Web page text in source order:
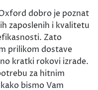
dobro je poznat
zaposlenih i kvalitetu
Zato
prilikom dostave
kratki rokovi izrade.
za hitnim
bismo Vam